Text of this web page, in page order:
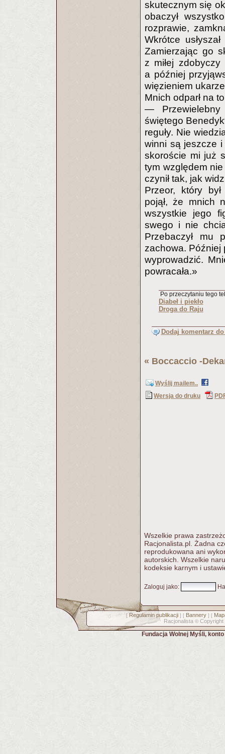
skutecznym się
obaczył
rozprawie,
Wkrótce
Zamierzając go
z miłej zdobyczy
a później
więzieniem
Mnich odparł na
—
świętego
reguły. Nie
winni są jeszcze i
skoroście mi już
tym względem
czynił tak, jak
Przeor, który
pojął, że mnich
wszystkie jego
swego i nie
Przebaczył mu
zachowa. Później
wyprowadzić.
powracała.»
Po przeczytaniu tego
Diabeł i piekło
Droga do Raju
Dodaj komentarz
« Boccaccio -
Wyślij mailem..
Wersja do druku
Wszelkie prawa
Racjonalista.pl. Żadna
reprodukowana ani
autorskich. Wszelkie
kodeksie karnym i
Zaloguj jako:
[ Regulamin publikacji] [ Bannery] [
Racjonalista © Copyright
Fundacja Wolnej Myśli,